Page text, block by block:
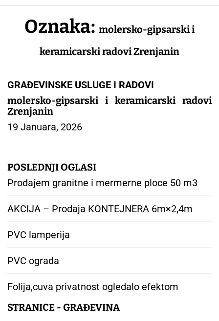
Oznaka: molersko-gipsarski i
keramicarski radovi Zrenjanin
GRAĐEVINSKE USLUGE I RADOVI
molersko-gipsarski i keramicarski radovi
Zrenjanin
19 Januara, 2026
POSLEDNJI OGLASI
Prodajem granitne i mermerne ploce 50 m3
AKCIJA – Prodaja KONTEJNERA 6m×2,4m
PVC lamperija
PVC ograda
Folija,cuva privatnost ogledalo efektom
STRANICE - GRAĐEVINA